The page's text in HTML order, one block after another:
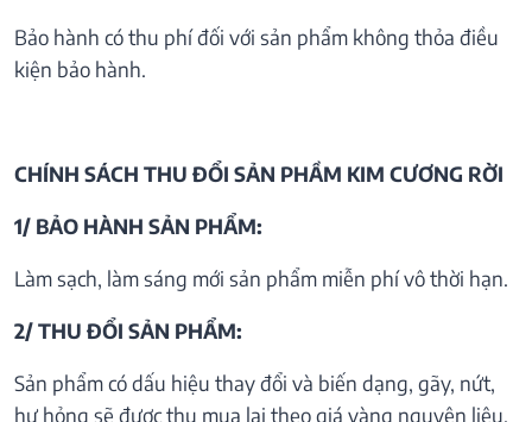
Bảo hành có thu phí đối với sản phẩm không thỏa điều
kiện bảo hành.
CHÍNH SÁCH THU ĐỔI SẢN PHẦM KIM CƯƠNG RỜI
1/ BẢO HÀNH SẢN PHẨM:
Làm sạch, làm sáng mới sản phẩm miễn phí vô thời hạn.
2/ THU ĐỔI SẢN PHẨM:
Sản phẩm có dấu hiệu thay đổi và biến dạng, gãy, nứt,
hư hỏng sẽ được thu mua lại theo giá vàng nguyên liệu.